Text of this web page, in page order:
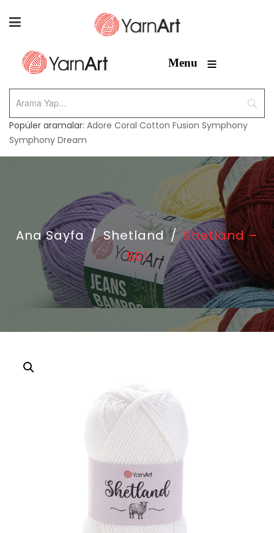
Menu ≡
Popüler aramalar: Adore Coral Cotton Fusion Symphony
Symphony Dream
Ana Sayfa / Shetland / Shetland –
501